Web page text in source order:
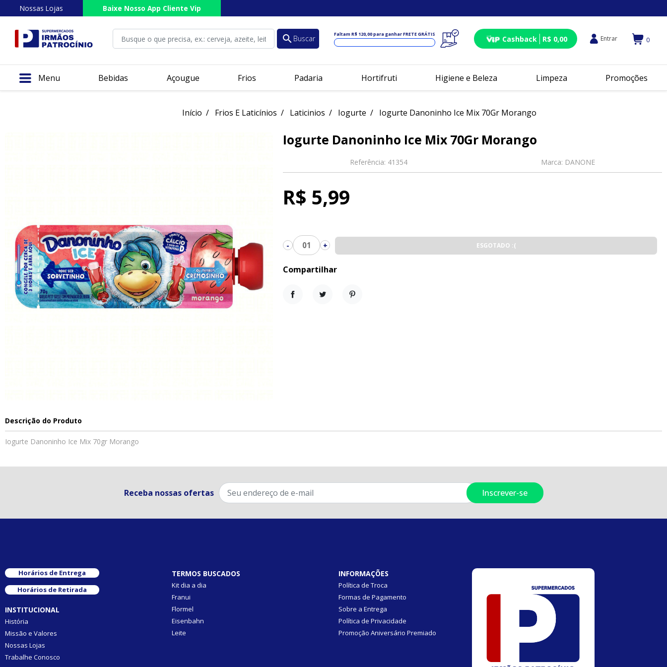
Nossas Lojas Baixe Nosso App Cliente Vip
search Buscar Faltam R$ 120,00para ganhar FRETE GRÁTIS Cashback R$ 0,00 Entrar 0
Menu Bebidas Açougue Frios Padaria Hortifruti Higiene e Beleza Limpeza Promoções
Início Frios E Laticínios Laticinios Iogurte Iogurte Danoninho Ice Mix 70Gr Morango
Iogurte Danoninho Ice Mix 70Gr Morango
Referência: 41354 Marca: DANONE
R$ 5,99
- 01 + ESGOTADO :(
Compartilhar
Descrição do Produto
Iogurte Danoninho Ice Mix 70gr Morango
Receba nossas ofertas
Horários de Entrega
Horários de Retirada
INSTITUCIONAL
História
Missão e Valores
Nossas Lojas
Trabalhe Conosco
TERMOS BUSCADOS
Kit dia a dia
Franui
Flormel
Eisenbahn
Leite
INFORMAÇÕES
Política de Troca
Formas de Pagamento
Sobre a Entrega
Política de Privacidade
Promoção Aniversário Premiado